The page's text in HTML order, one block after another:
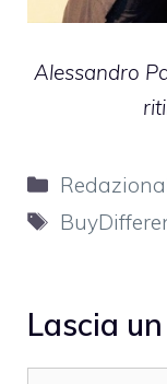
Alessandro
Categorie
Tag
Lascia